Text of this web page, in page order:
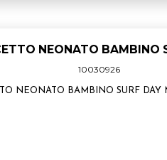
NEONATO BAMBINO
10030926
NEONATO BAMBINO SURF DAY